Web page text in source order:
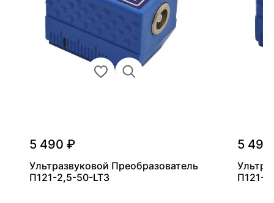
5 490 ₽
Ультразвуковой Преобразователь
П121-2,5-50-LT3
5
П121-